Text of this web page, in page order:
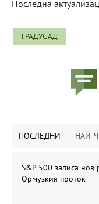
Последна
ГРАДУС АД
ПОСЛЕДНИ НАЙ-
S&P 500 записа нов
Ормузкия проток